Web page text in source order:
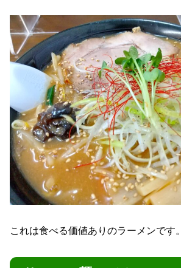
これは食べる価値ありのラーメンです。